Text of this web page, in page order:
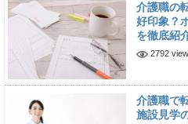
介護職の
好印象？
を徹底紹
2792 view
介護職で
施設見学